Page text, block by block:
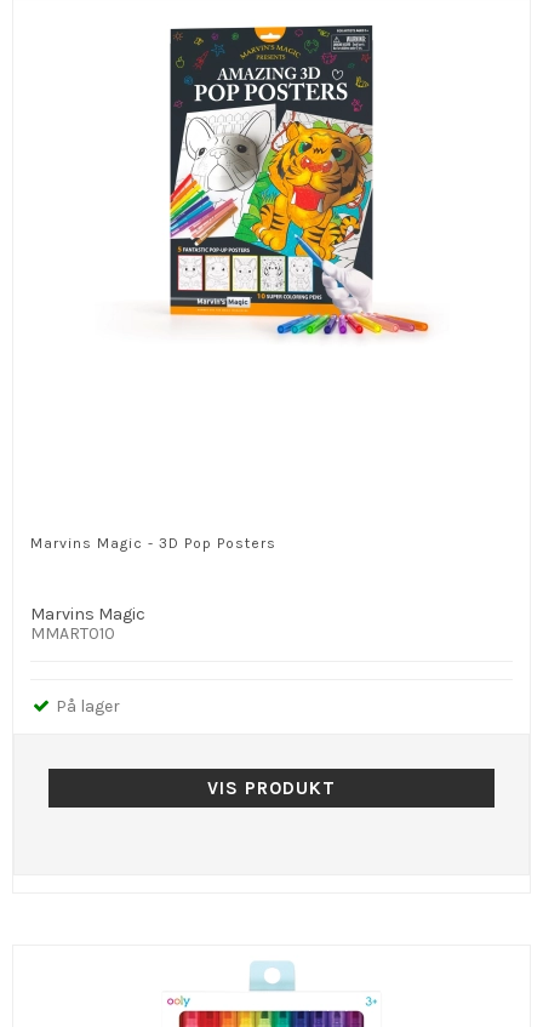
Marvins Magic - 3D Pop Posters
Marvins Magic
MMART010
På lager
VIS PRODUKT